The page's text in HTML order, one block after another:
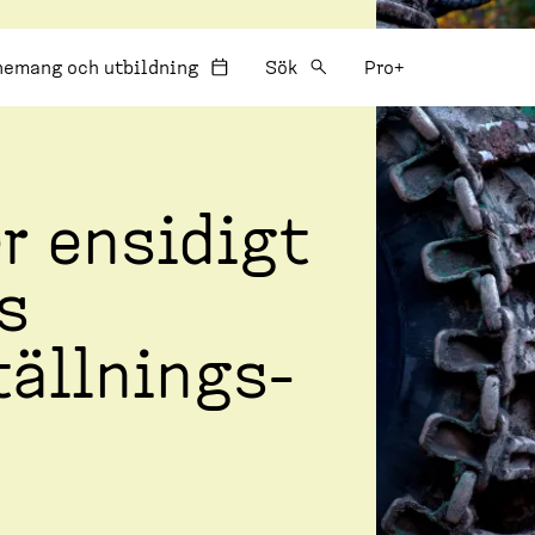
och utbildning Sök Pro+
ensidigt